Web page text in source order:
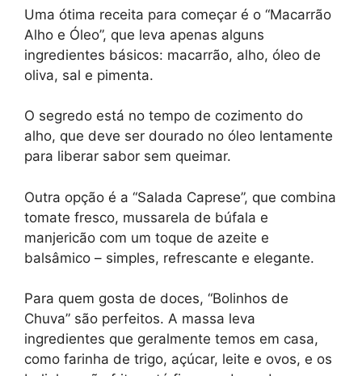
Uma ótima receita para começar é o “Macarrão
Alho e Óleo”, que leva apenas alguns
ingredientes básicos: macarrão, alho, óleo de
oliva, sal e pimenta.
O segredo está no tempo de cozimento do
alho, que deve ser dourado no óleo lentamente
para liberar sabor sem queimar.
Outra opção é a “Salada Caprese”, que combina
tomate fresco, mussarela de búfala e
manjericão com um toque de azeite e
balsâmico – simples, refrescante e elegante.
Para quem gosta de doces, “Bolinhos de
Chuva” são perfeitos. A massa leva
ingredientes que geralmente temos em casa,
como farinha de trigo, açúcar, leite e ovos, e os